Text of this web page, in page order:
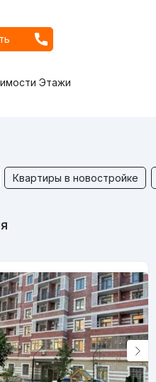
Этажи
Квартиры в новостройке